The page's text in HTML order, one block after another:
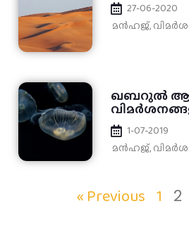
27-06-2020
മന്‍ഹജ്,
ഖബറുല്‍
1-07-2019
മന്‍ഹജ്,
« Previous 1 2